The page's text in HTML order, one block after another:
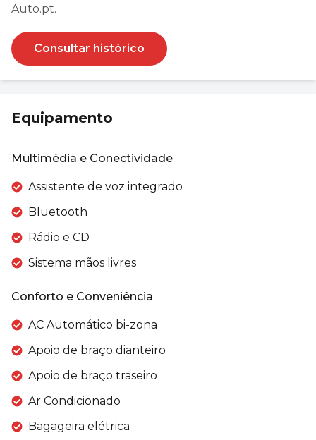
Auto.pt.
Consultar histórico
Equipamento
Multimédia e Conectividade
Assistente de voz integrado
Bluetooth
Rádio e CD
Sistema mãos livres
Conforto e Conveniência
AC Automático bi-zona
Apoio de braço dianteiro
Apoio de braço traseiro
Ar Condicionado
Bagageira elétrica